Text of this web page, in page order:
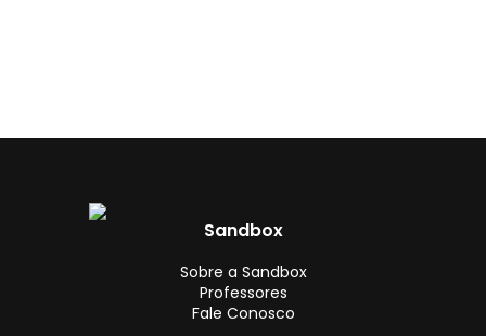
Sandbox
Sobre a Sandbox
Professores
Fale Conosco